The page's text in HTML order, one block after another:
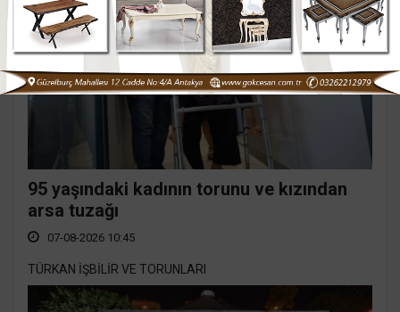
95 yaşındaki kadının torunu ve kızından
arsa tuzağı
07-08-2026 10:45
TÜRKAN İŞBİLİR VE TORUNLARI